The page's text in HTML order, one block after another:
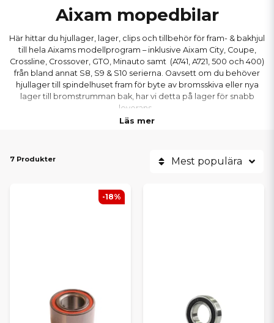
Aixam mopedbilar
Här hittar du hjullager, lager, clips och tillbehör för fram- & bakhjul
till hela Aixams modellprogram – inklusive Aixam City, Coupe,
Crossline, Crossover, GTO, Minauto samt (A741, A721, 500 och 400)
från bland annat S8, S9 & S10 serierna. Oavsett om du behöver
hjullager till spindelhuset fram för byte av bromsskiva eller nya
lager till bromstrumman bak, har vi detta på lager för snabb
leverans.
Läs mer
7 Produkter Mest populära
-18%